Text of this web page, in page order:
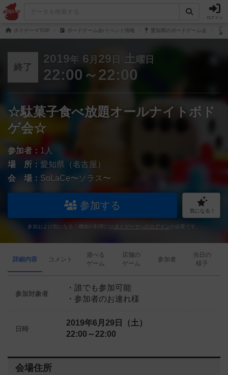
ログイン
ボドゲーマTOP ボードゲーム会/イベント情報 愛知県のボードゲーム会
終了
2019年 6 月 29 日 土 曜日
22:00～22:00
☆駄菓子食べ放題オールナイトボド
ゲ会☆
参加者： 1人
場 所： 愛知県（名古屋）
会 場： SoLaCe〜ソラス〜
参加する 気になる！
参加および気になる！機能の利用には ボドゲーマへのログイン が必要です。
詳細内容 コメント
遊べる
ゲーム
店舗の
ゲーム
参加者
当日の
様子
参加対象者
・誰でも参加可能
・参加者のお連れ様
日時
2019年6月29日（土）
22:00～22:00
会場住所